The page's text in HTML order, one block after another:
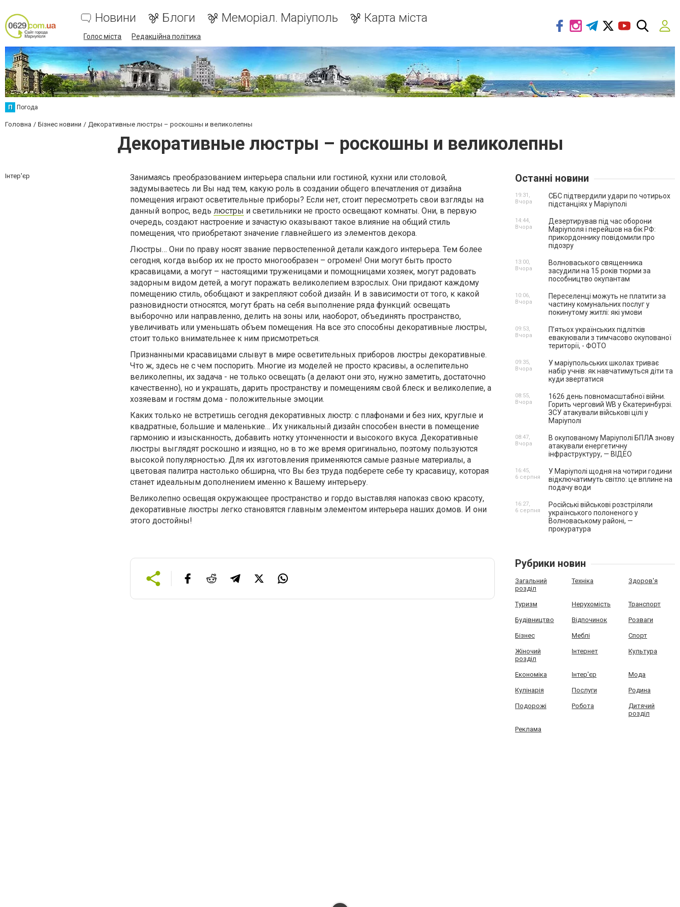
Новини Блоги Меморіал. Маріуполь Карта міста
Голос міста Редакційна політика
П Погода
Головна Бізнес новини Декоративные люстры – роскошны и великолепны
Декоративные люстры – роскошны и великолепны
Інтер'єр
Занимаясь преобразованием интерьера спальни или гостиной, кухни или столовой,
задумываетесь ли Вы над тем, какую роль в создании общего впечатления от дизайна
помещения играют осветительные приборы? Если нет, стоит пересмотреть свои взгляды на
данный вопрос, ведь люстры и светильники не просто освещают комнаты. Они, в первую
очередь, создают настроение и зачастую оказывают такое влияние на общий стиль
помещения, что приобретают значение главнейшего из элементов декора.
Люстры… Они по праву носят звание первостепенной детали каждого интерьера. Тем более
сегодня, когда выбор их не просто многообразен – огромен! Они могут быть просто
красавицами, а могут – настоящими труженицами и помощницами хозяек, могут радовать
задорным видом детей, а могут поражать великолепием взрослых. Они придают каждому
помещению стиль, обобщают и закрепляют собой дизайн. И в зависимости от того, к какой
разновидности относятся, могут брать на себя выполнение ряда функций: освещать
выборочно или направленно, делить на зоны или, наоборот, объединять пространство,
увеличивать или уменьшать объем помещения. На все это способны декоративные люстры,
стоит только внимательнее к ним присмотреться.
Признанными красавицами слывут в мире осветительных приборов люстры декоративные.
Что ж, здесь не с чем поспорить. Многие из моделей не просто красивы, а ослепительно
великолепны, их задача - не только освещать (а делают они это, нужно заметить, достаточно
качественно), но и украшать, дарить пространству и помещениям свой блеск и великолепие, а
хозяевам и гостям дома - положительные эмоции.
Каких только не встретишь сегодня декоративных люстр: с плафонами и без них, круглые и
квадратные, большие и маленькие… Их уникальный дизайн способен внести в помещение
гармонию и изысканность, добавить нотку утонченности и высокого вкуса. Декоративные
люстры выглядят роскошно и изящно, но в то же время оригинально, поэтому пользуются
высокой популярностью. Для их изготовления применяются самые разные материалы, а
цветовая палитра настолько обширна, что Вы без труда подберете себе ту красавицу, которая
станет идеальным дополнением именно к Вашему интерьеру.
Великолепно освещая окружающее пространство и гордо выставляя напоказ свою красоту,
декоративные люстры легко становятся главным элементом интерьера наших домов. И они
этого достойны!
Останні новини
СБС підтвердили удари по чотирьох
підстанціях у Маріуполі
19:31,
Вчора
Дезертирував під час оборони
Маріуполя і перейшов на бік РФ:
прикордоннику повідомили про
підозру
14:44,
Вчора
Волноваського священника
засудили на 15 років тюрми за
пособництво окупантам
13:00,
Вчора
Переселенці можуть не платити за
частину комунальних послуг у
покинутому житлі: які умови
10:06,
Вчора
П’ятьох українських підлітків
евакуювали з тимчасово окупованої
території, - ФОТО
09:53,
Вчора
У маріупольських школах триває
набір учнів: як навчатимуться діти та
куди звертатися
09:35,
Вчора
1626 день повномасштабної війни.
Горить черговий WB у Єкатеринбурзі.
ЗСУ атакували військові цілі у
Маріуполі
08:55,
Вчора
В окупованому Маріуполі БПЛА знову
атакували енергетичну
інфраструктуру, — ВІДЕО
08:47,
Вчора
У Маріуполі щодня на чотири години
відключатимуть світло: це вплине на
подачу води
16:45,
6 серпня
Російські військові розстріляли
українського полоненого у
Волноваському районі, —
прокуратура
16:27,
6 серпня
Рубрики новин
Загальний
розділ
Техніка Здоров'я
Туризм Нерухомість Транспорт
Будівництво Відпочинок Розваги
Бізнес Меблі Спорт
Жіночий
розділ
Інтернет Культура
Економіка Інтер'єр Мода
Кулінарія Послуги Родина
Подорожі Робота
Дитячий
розділ
Реклама